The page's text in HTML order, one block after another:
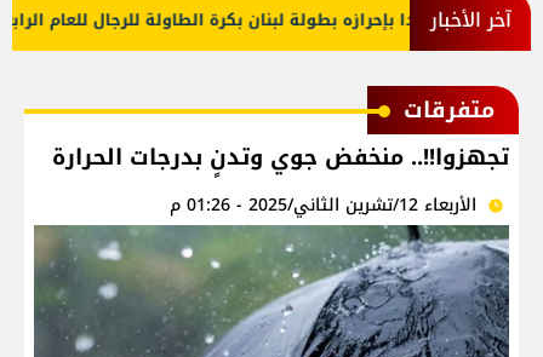
آخر الأخبار
الأهلي صيدا بإحرازه بطولة لبنان بكرة الطاولة للرجال للعام الرابع
متفرقات
تجهزوا!!.. منخفض جوي وتدنٍ بدرجات الحرارة
الأربعاء 12/تشرين الثاني/2025 - 01:26 م